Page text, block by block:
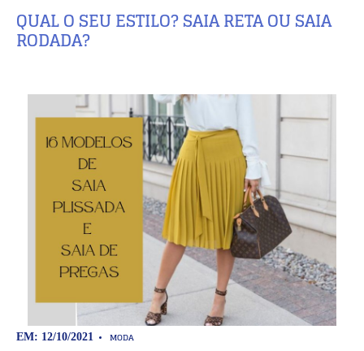
QUAL O SEU ESTILO? SAIA RETA OU SAIA
RODADA?
EM: 12/10/2021 MODA